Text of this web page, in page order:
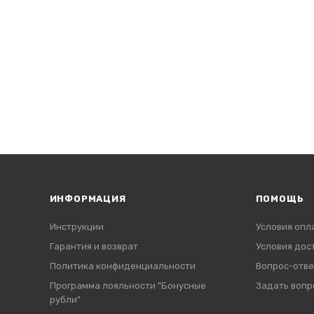
ИНФОРМАЦИЯ
Инструкции
Гарантия и возврат
Политика конфиденциальности
Программа лояльности "Бонусные
рубли"
ПОМОЩЬ
Условия
Условия
Вопрос-
Задать